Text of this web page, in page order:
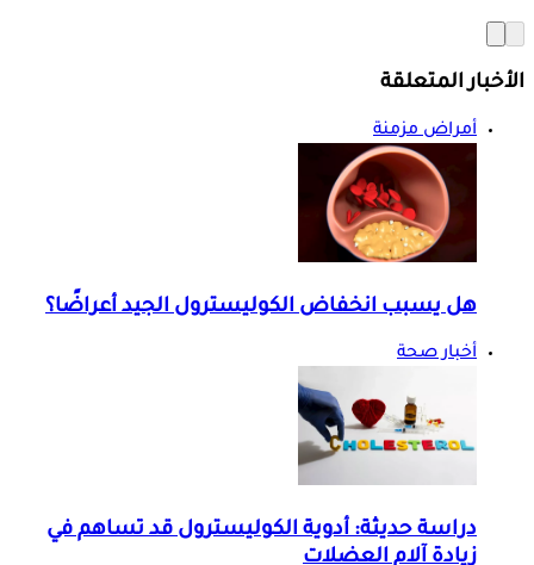
الأخبار المتعلقة
أمراض مزمنة
هل يسبب انخفاض الكوليسترول الجيد أعراضًا؟
أخبار صحة
دراسة حديثة: أدوية الكوليسترول قد تساهم في
زيادة آلام العضلات